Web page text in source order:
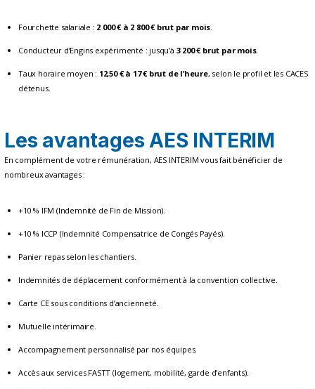
Fourchette salariale : 2 000 € à 2 800 € brut par mois
Conducteur d’Engins expérimenté : jusqu’à 3 200 € brut par mois.
Taux horaire moyen : 12,50 € à 17 € brut de l’heure, selon le profil et les CACES
détenus.
Les avantages AES INTERIM
En complément de votre rémunération, AES INTERIM vous fait bénéficier de
nombreux avantages :
+10 % IFM (Indemnité de Fin de Mission).
+10 % ICCP (Indemnité Compensatrice de Congés Payés).
Panier repas selon les chantiers.
Indemnités de déplacement conformément à la convention collective.
Carte CE sous conditions d’ancienneté.
Mutuelle intérimaire.
Accompagnement personnalisé par nos équipes.
Accès aux services FASTT (logement, mobilité, garde d’enfants).